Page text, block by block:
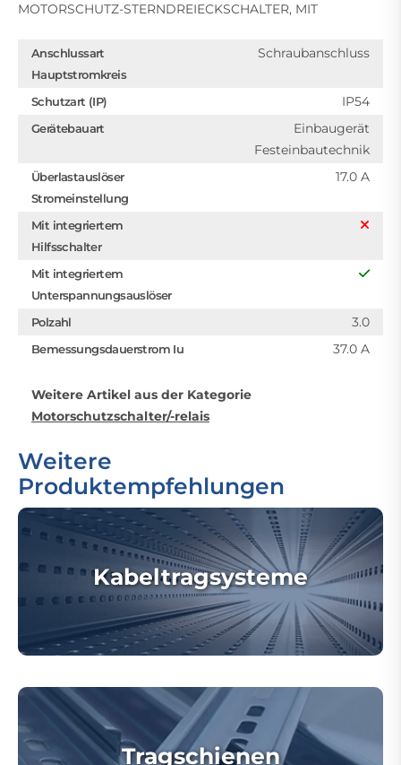
MOTORSCHUTZ-STERNDREIECKSCHALTER, MIT
Anschlussart
Hauptstromkreis
Schraubanschluss
Schutzart (IP) IP54
Gerätebauart
Einbaugerät
Festeinbautechnik
Überlastauslöser
Stromeinstellung
17.0 A
Mit integriertem
Hilfsschalter
Mit integriertem
Unterspannungsauslöser
Polzahl
3.0
Bemessungsdauerstrom Iu 37.0 A
Weitere Artikel aus der Kategorie
Motorschutzschalter/-relais
Weitere
Produktempfehlungen
Kabeltragsysteme
Tragschienen